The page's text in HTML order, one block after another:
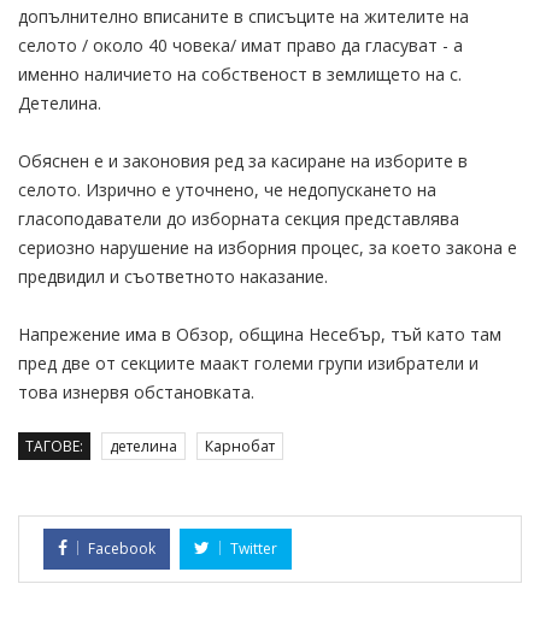
допълнително вписаните в списъците на жителите на
селото / около 40 човека/ имат право да гласуват - а
именно наличието на собственост в землището на с.
Детелина.
Обяснен е и законовия ред за касиране на изборите в
селото. Изрично е уточнено, че недопускането на
гласоподаватели до изборната секция представлява
сериозно нарушение на изборния процес, за което закона е
предвидил и съответното наказание.
Напрежение има в Обзор, община Несебър, тъй като там
пред две от секциите маакт големи групи изибратели и
това изнервя обстановката.
ТАГОВЕ: детелина Карнобат
Facebook Twitter